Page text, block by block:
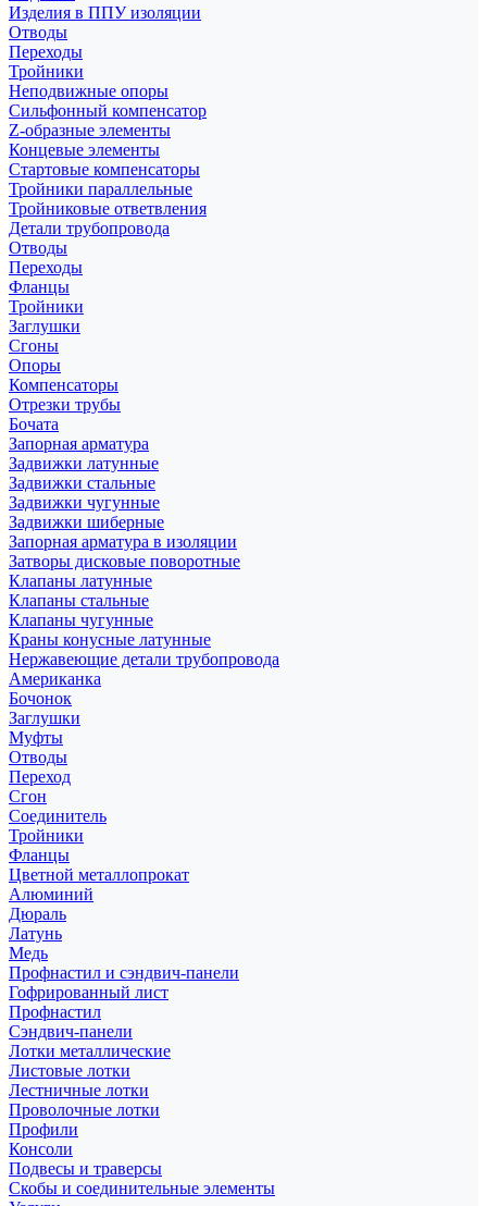
Изделия в ППУ изоляции
Отводы
Переходы
Тройники
Неподвижные опоры
Cильфонный компенсатор
Z-образные элементы
Концевые элементы
Стартовые компенсаторы
Тройники параллельные
Тройниковые ответвления
Детали трубопровода
Отводы
Переходы
Фланцы
Тройники
Заглушки
Сгоны
Опоры
Компенсаторы
Отрезки трубы
Бочата
Запорная арматура
Задвижки латунные
Задвижки стальные
Задвижки чугунные
Задвижки шиберные
Запорная арматура в изоляции
Затворы дисковые поворотные
Клапаны латунные
Клапаны стальные
Клапаны чугунные
Краны конусные латунные
Нержавеющие детали трубопровода
Американка
Бочонок
Заглушки
Муфты
Отводы
Переход
Сгон
Соединитель
Тройники
Фланцы
Цветной металлопрокат
Алюминий
Дюраль
Латунь
Медь
Профнастил и сэндвич-панели
Гофрированный лист
Профнастил
Сэндвич-панели
Лотки металлические
Листовые лотки
Лестничные лотки
Проволочные лотки
Профили
Консоли
Подвесы и траверсы
Скобы и соединительные элементы